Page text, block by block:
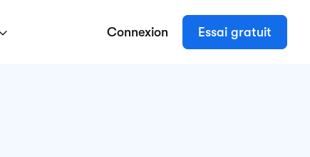
Connexion Essai gratuit